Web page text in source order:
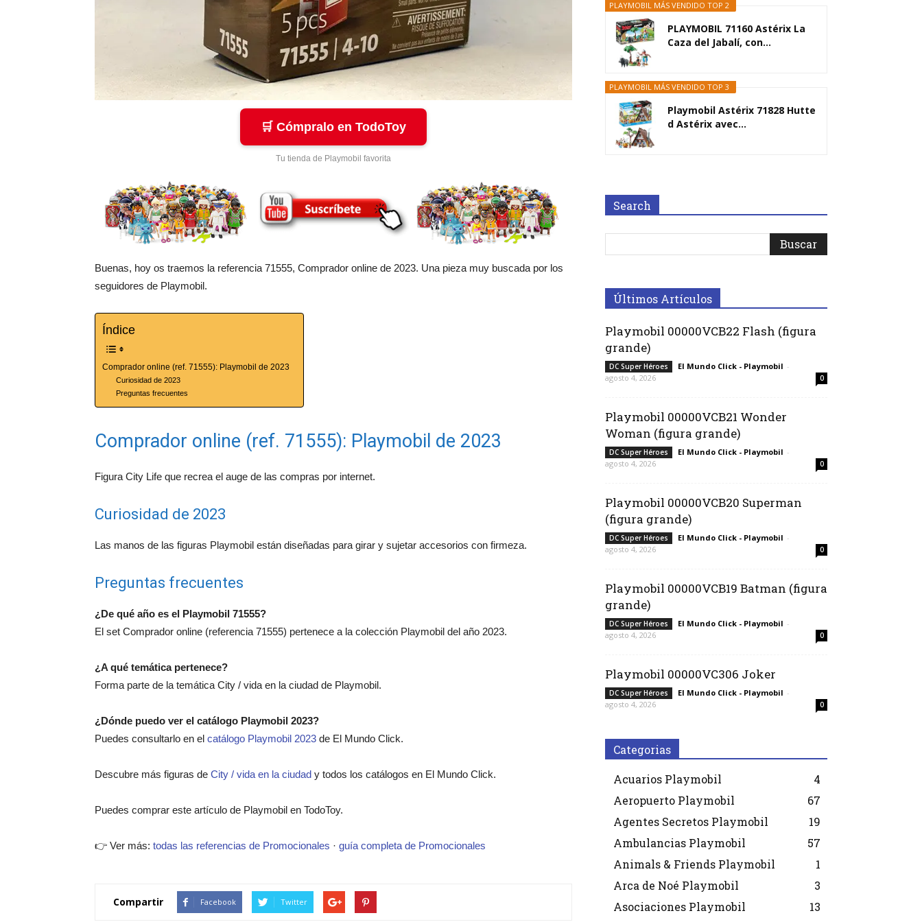
🛒 Cómpralo en TodoToy
Tu tienda de Playmobil favorita
Buenas, hoy os traemos la referencia 71555, Comprador online de 2023. Una pieza muy buscada por los
seguidores de Playmobil.
Índice
Comprador online (ref. 71555): Playmobil de 2023
Curiosidad de 2023
Preguntas frecuentes
Comprador online (ref. 71555): Playmobil de 2023
Figura City Life que recrea el auge de las compras por internet.
Curiosidad de 2023
Las manos de las figuras Playmobil están diseñadas para girar y sujetar accesorios con firmeza.
Preguntas frecuentes
¿De qué año es el Playmobil 71555?
El set Comprador online (referencia 71555) pertenece a la colección Playmobil del año 2023.
¿A qué temática pertenece?
Forma parte de la temática City / vida en la ciudad de Playmobil.
¿Dónde puedo ver el catálogo Playmobil 2023?
Puedes consultarlo en el catálogo Playmobil 2023 de El Mundo Click.
Descubre más figuras de City / vida en la ciudad y todos los catálogos en El Mundo Click.
Puedes comprar este artículo de Playmobil en TodoToy.
👉 Ver más: todas las referencias de Promocionales · guía completa de Promocionales
Compartir Facebook Twitter
PLAYMOBIL MÁS VENDIDO TOP 2
PLAYMOBIL 71160 Astérix La
Caza del Jabalí, con...
PLAYMOBIL MÁS VENDIDO TOP 3
Playmobil Astérix 71828 Hutte
d Astérix avec...
Search
Últimos Artículos
Playmobil 00000VCB22 Flash (figura
grande)
DC Super Héroes El Mundo Click - Playmobil -
agosto 4, 2026
0
Playmobil 00000VCB21 Wonder
Woman (figura grande)
DC Super Héroes El Mundo Click - Playmobil -
agosto 4, 2026
0
Playmobil 00000VCB20 Superman
(figura grande)
DC Super Héroes El Mundo Click - Playmobil -
agosto 4, 2026
0
Playmobil 00000VCB19 Batman (figura
grande)
DC Super Héroes El Mundo Click - Playmobil -
agosto 4, 2026
0
Playmobil 00000VC306 Joker
DC Super Héroes El Mundo Click - Playmobil -
agosto 4, 2026
0
Categorias
Acuarios Playmobil
4
Aeropuerto Playmobil
67
Agentes Secretos Playmobil
19
Ambulancias Playmobil
57
Animals & Friends Playmobil
1
Arca de Noé Playmobil
3
Asociaciones Playmobil
13